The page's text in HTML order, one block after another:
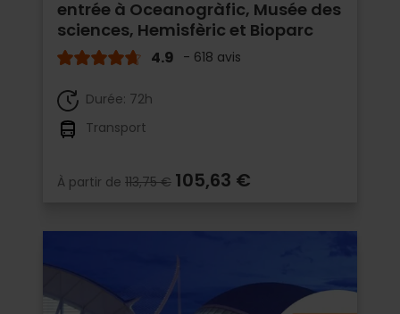
entrée à Oceanogràfic, Musée des
sciences, Hemisfèric et Bioparc
4.9 - 618 avis
Durée: 72h
Transport
À partir de 113,75 € 105,63 €